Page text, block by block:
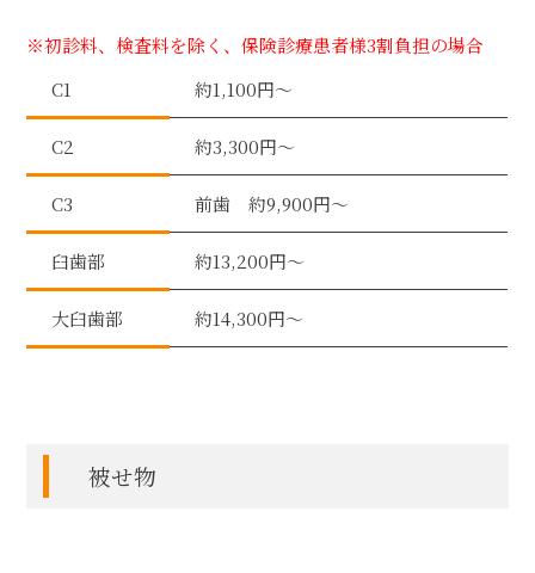
※初診料、検査料を除く、保険診療患者様3割負担の場合
C1
約1,100円〜
C2 約3,300円〜
C3 前歯 約9,900円〜
臼歯部 約13,200円〜
大臼歯部 約14,300円〜
被せ物